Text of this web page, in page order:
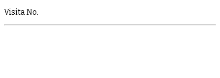
Visita No.